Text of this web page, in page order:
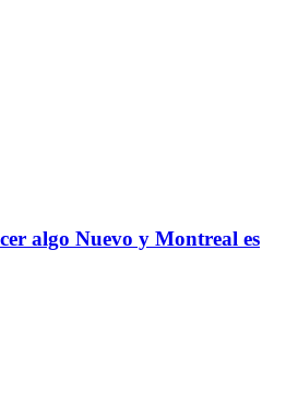
algo Nuevo y Montreal es